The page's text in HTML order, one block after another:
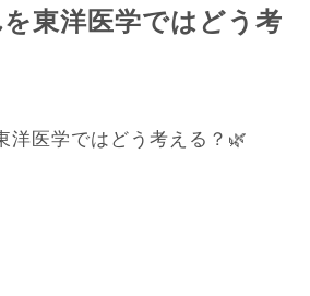
東洋医学ではどう考
洋医学ではどう考える？🌿